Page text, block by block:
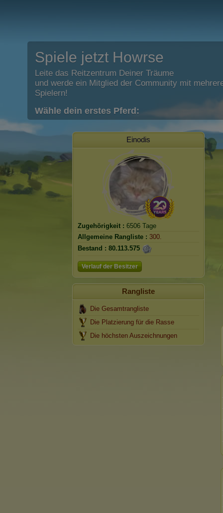
Spiele jetzt Howrse
Leite das Reitzentrum Deiner Träume
und werde ein Mitglied der Community mit
Spielern!
Wähle dein erstes Pferd:
Einodis
Zugehörigkeit : 6506 Tage
Allgemeine Rangliste : 300.
Bestand : 80.113.575
Verlauf der Besitzer
Rangliste
Die Gesamtrangliste
Die Platzierung für die Rasse
Die höchsten Auszeichnungen